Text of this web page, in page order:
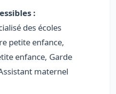
:
des écoles
petite enfance,
enfance, Garde
maternel